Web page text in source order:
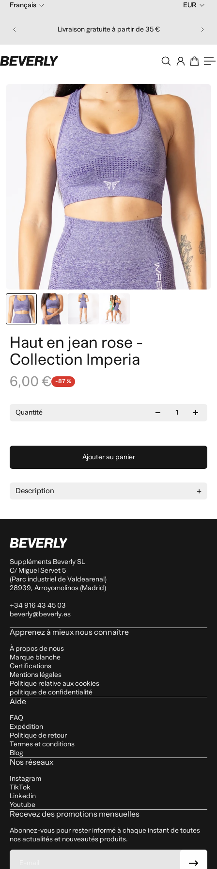
Livraison gratuite à partir de 35 €
Français EUR
Haut en jean rose -
Collection Imperia
6,00 € -87 %
Quantité
Ajouter au panier
Description
Suppléments Beverly SL
C/ Miguel Servet 5
(Parc industriel de Valdearenal)
28939, Arroyomolinos (Madrid)
+34 916 43 45 03
beverly@beverly.es
Apprenez à mieux nous connaître
À propos de nous
Marque blanche
Certifications
Mentions légales
Politique relative aux cookies
politique de confidentialité
Aide
FAQ
Expédition
Politique de retour
Termes et conditions
Blog
Nos réseaux
Instagram
TikTok
Linkedin
Youtube
Recevez des promotions mensuelles
Abonnez-vous pour rester informé à chaque instant de toutes
nos actualités et nouveautés produits.
E-mail